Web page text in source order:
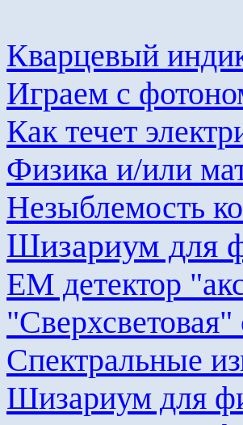
Кварцевый
Играем с
Как течет
Физика и/или
Незыблемость
Шизариум для
EM детектор "
"Сверхсветовая"
Спектральные
Шизариум для